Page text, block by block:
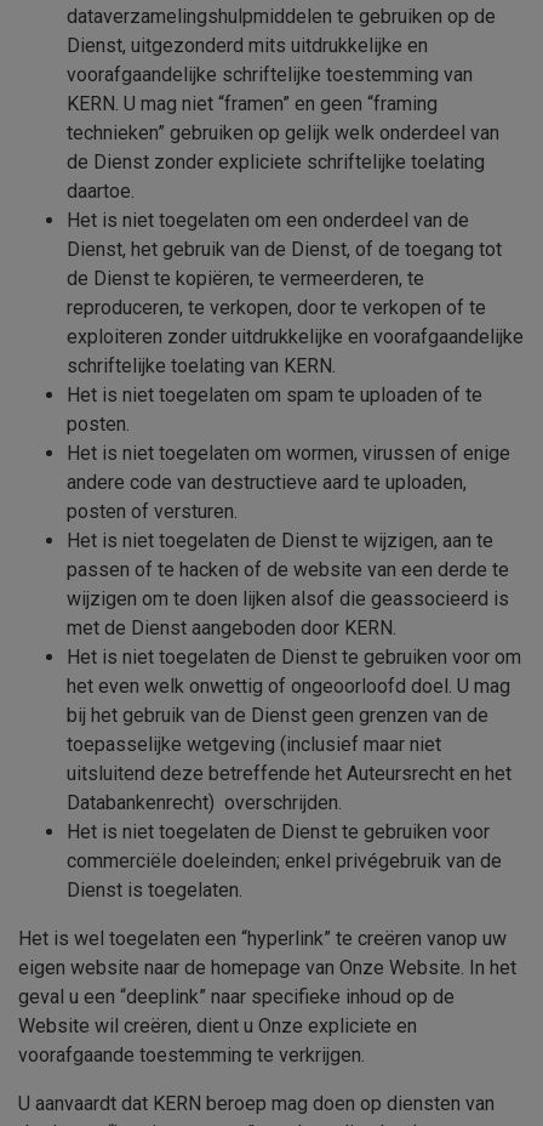
dataverzamelingshulpmiddelen te gebruiken op de
Dienst, uitgezonderd mits uitdrukkelijke en
voorafgaandelijke schriftelijke toestemming van
KERN. U mag niet “framen” en geen “framing
technieken” gebruiken op gelijk welk onderdeel van
de Dienst zonder expliciete schriftelijke toelating
daartoe.
Het is niet toegelaten om een onderdeel van de
Dienst, het gebruik van de Dienst, of de toegang tot
de Dienst te kopiëren, te vermeerderen, te
reproduceren, te verkopen, door te verkopen of te
exploiteren zonder uitdrukkelijke en voorafgaandelijke
schriftelijke toelating van KERN.
Het is niet toegelaten om spam te uploaden of te
posten.
Het is niet toegelaten om wormen, virussen of enige
andere code van destructieve aard te uploaden,
posten of versturen.
Het is niet toegelaten de Dienst te wijzigen, aan te
passen of te hacken of de website van een derde te
wijzigen om te doen lijken alsof die geassocieerd is
met de Dienst aangeboden door KERN.
Het is niet toegelaten de Dienst te gebruiken voor om
het even welk onwettig of ongeoorloofd doel. U mag
bij het gebruik van de Dienst geen grenzen van de
toepasselijke wetgeving (inclusief maar niet
uitsluitend deze betreffende het Auteursrecht en het
Databankenrecht) overschrijden.
Het is niet toegelaten de Dienst te gebruiken voor
commerciële doeleinden; enkel privégebruik van de
Dienst is toegelaten.
Het is wel toegelaten een “hyperlink” te creëren vanop uw
eigen website naar de homepage van Onze Website. In het
geval u een “deeplink” naar specifieke inhoud op de
Website wil creëren, dient u Onze expliciete en
voorafgaande toestemming te verkrijgen.
U aanvaardt dat KERN beroep mag doen op diensten van